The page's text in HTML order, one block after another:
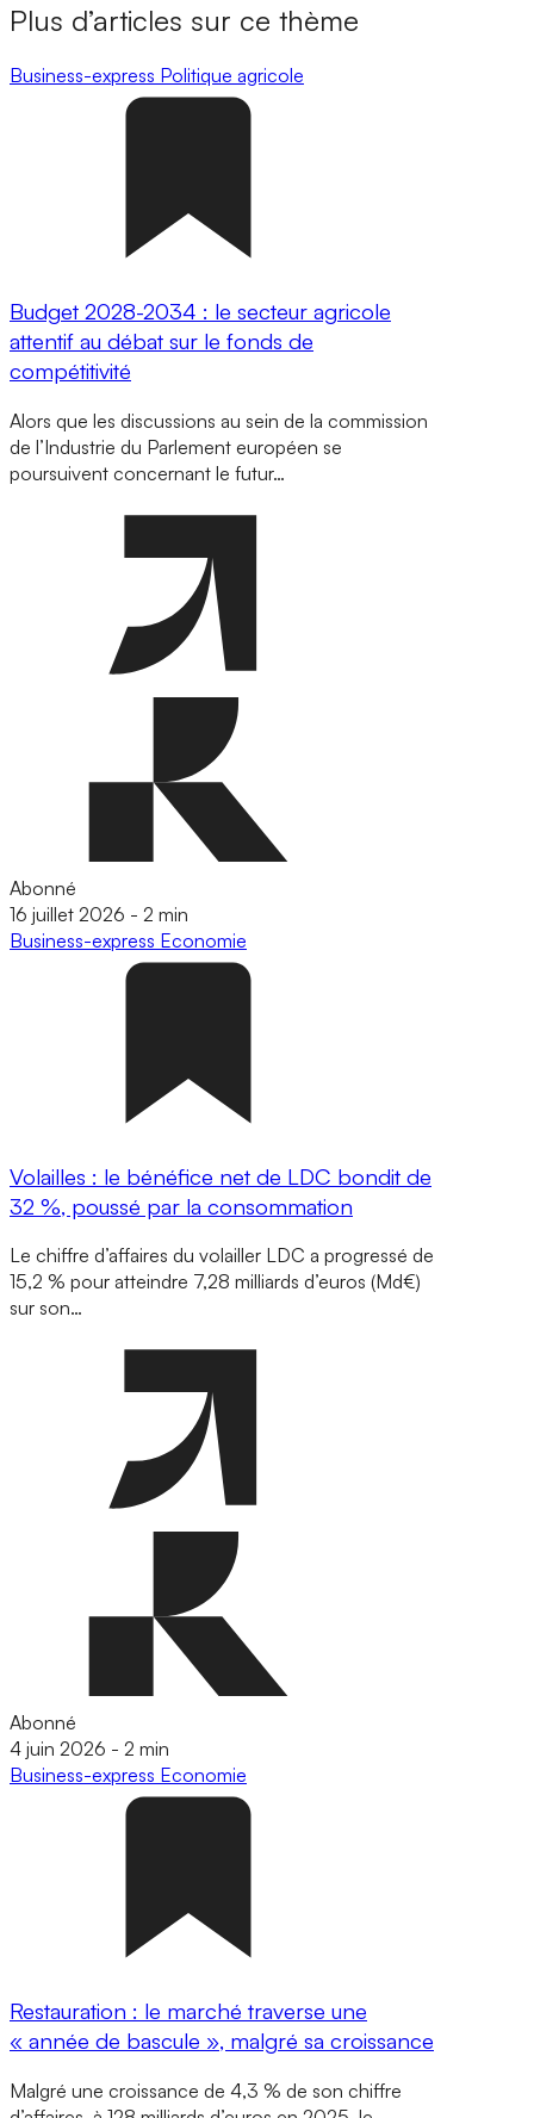
Plus d’articles sur ce thème
Business-express Politique agricole
Budget 2028-2034 : le secteur agricole
attentif au débat sur le fonds de
compétitivité
Alors que les discussions au sein de la commission
de l’Industrie du Parlement européen se
poursuivent concernant le futur…
Abonné
16 juillet 2026 - 2 min
Business-express Economie
Volailles : le bénéfice net de LDC bondit de
32 %, poussé par la consommation
Le chiffre d’affaires du volailler LDC a progressé de
15,2 % pour atteindre 7,28 milliards d’euros (Md€)
sur son…
Abonné
4 juin 2026 - 2 min
Business-express Economie
Restauration : le marché traverse une
« année de bascule », malgré sa croissance
Malgré une croissance de 4,3 % de son chiffre